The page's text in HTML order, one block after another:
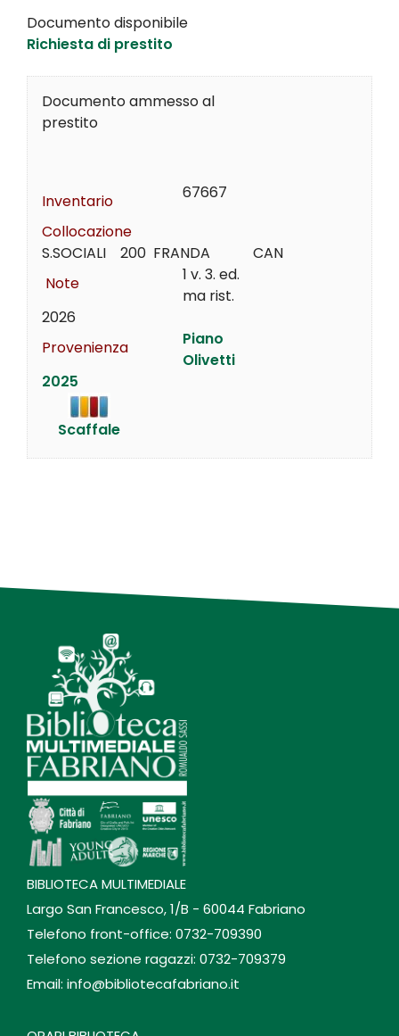
Documento disponibile
Richiesta di prestito
Documento ammesso al
prestito
Inventario
67667
Collocazione
S.SOCIALI    200  FRANDA            CAN
Note
1 v. 3. ed.
ma rist.
2026
Provenienza
Piano
Olivetti
2025
Scaffale
BIBLIOTECA MULTIMEDIALE
Largo San Francesco, 1/B - 60044 Fabriano
Telefono front-office: 0732-709390
Telefono sezione ragazzi: 0732-709379
Email: info@bibliotecafabriano.it